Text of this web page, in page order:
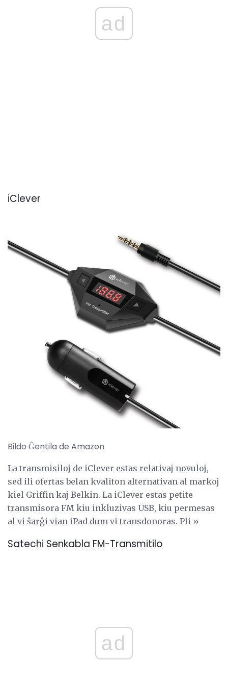
ad
iClever
Bildo Ĝentila de Amazon
La transmisiloj de iClever estas relativaj novuloj,
sed ili ofertas belan kvaliton alternativan al markoj
kiel Griffin kaj Belkin. La iClever estas petite
transmisora ​​FM kiu inkluzivas USB, kiu permesas
al vi ŝarĝi vian iPad dum vi transdonoras. Pli »
Satechi Senkabla FM-Transmitilo
ad